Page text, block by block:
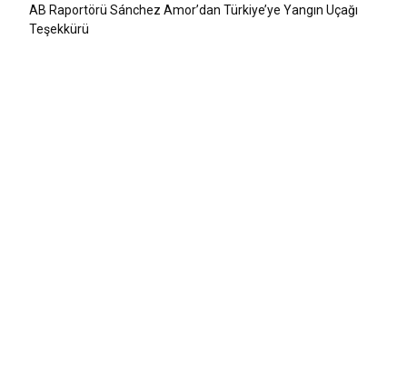
AB Raportörü Sánchez Amor’dan Türkiye’ye Yangın Uçağı
Teşekkürü